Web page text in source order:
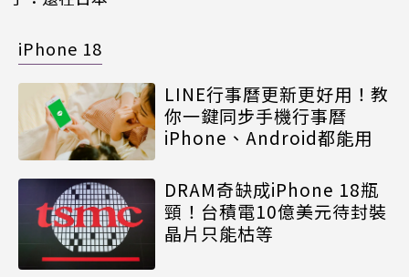
iPhone 18
LINE行事曆更新更好用！教
你一鍵同步手機行事曆
iPhone、Android都能用
DRAM奇缺成iPhone 18瓶
頸！台積電10億美元待封裝
晶片只能枯等